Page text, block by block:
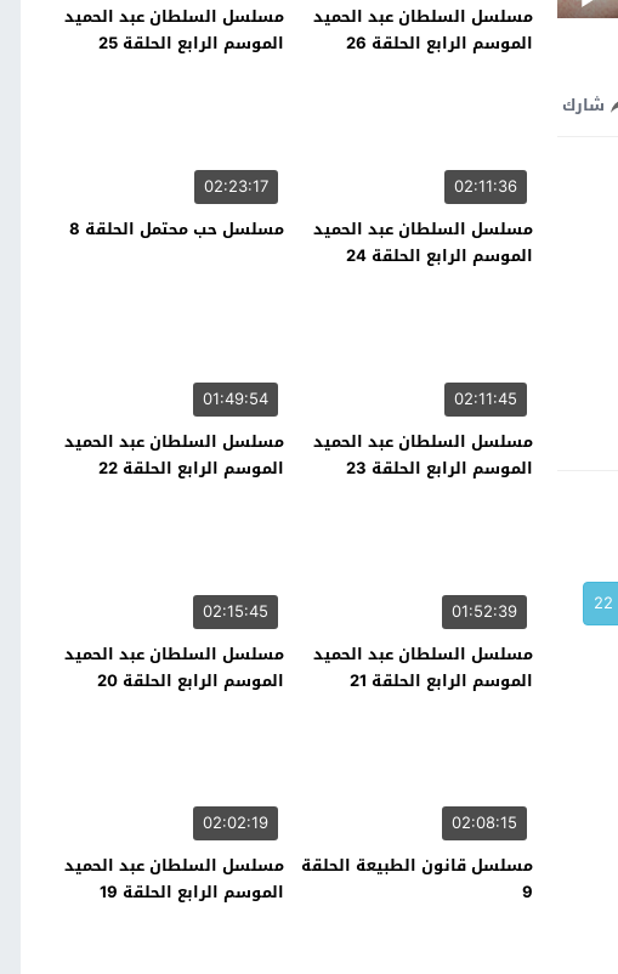
شارك
مسلسل السلطان عبد الحميد
الموسم الرابع الحلقة 26
مسلسل السلطان عبد الحميد
الموسم الرابع الحلقة 25
02:11:36
مسلسل السلطان عبد الحميد
الموسم الرابع الحلقة 24
02:23:17
مسلسل حب محتمل الحلقة 8
02:11:45
مسلسل السلطان عبد الحميد
الموسم الرابع الحلقة 23
01:49:54
مسلسل السلطان عبد الحميد
الموسم الرابع الحلقة 22
01:52:39
مسلسل السلطان عبد الحميد
الموسم الرابع الحلقة 21
02:15:45
مسلسل السلطان عبد الحميد
الموسم الرابع الحلقة 20
02:08:15
مسلسل قانون الطبيعة الحلقة
9
02:02:19
مسلسل السلطان عبد الحميد
الموسم الرابع الحلقة 19